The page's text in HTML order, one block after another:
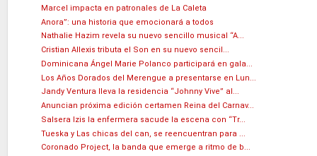
Marcel impacta en patronales de La Caleta
Anora”: una historia que emocionará a todos
Nathalie Hazim revela su nuevo sencillo musical “A...
Cristian Allexis tributa el Son en su nuevo sencil...
Dominicana Ángel Marie Polanco participará en gala...
Los Años Dorados del Merengue a presentarse en Lun...
Jandy Ventura lleva la residencia “Johnny Vive” al...
Anuncian próxima edición certamen Reina del Carnav...
Salsera Izis la enfermera sacude la escena con “Tr...
Tueska y Las chicas del can, se reencuentran para ...
Coronado Project, la banda que emerge a ritmo de b...